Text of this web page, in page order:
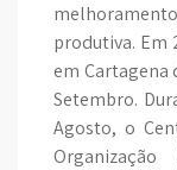
produtiva. Em
em Cartagena
Setembro.
Agosto, o